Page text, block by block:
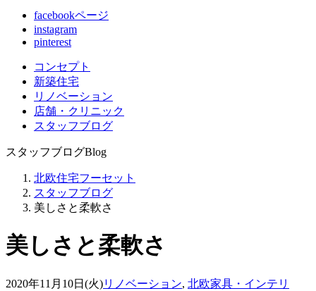
facebookページ
instagram
pinterest
コンセプト
新築住宅
リノベーション
店舗 ・クリニック
スタッフブログ
スタッフブログBlog
北欧住宅フーセット
スタッフブログ
美しさと柔軟さ
美しさと柔軟さ
2020年11月10日(火)リノベーション, 北欧家具・インテリ